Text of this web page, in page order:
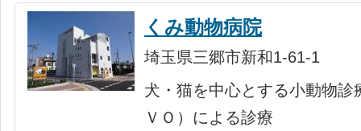
くみ動物病院
埼玉県三郷市新和1-61-1
犬・猫を中心とする小動物
ＶＯ）による診療